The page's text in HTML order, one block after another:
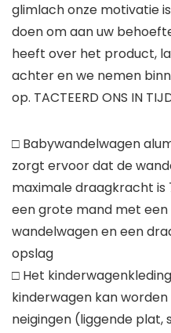
glimlach onze motivatie
doen om aan uw
heeft over het product,
achter en we nemen
op. TACTEERD ONS IN
□ Babywandelwagen
zorgt ervoor dat de
maximale draagkracht is
een grote mand met
wandelwagen en een
opslag
□ Het
kinderwagen kan
neigingen (liggende plat,